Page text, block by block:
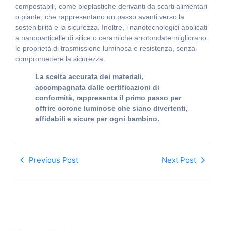
compostabili, come bioplastiche derivanti da scarti alimentari
o piante, che rappresentano un passo avanti verso la
sostenibilità e la sicurezza. Inoltre, i nanotecnologici applicati
a nanoparticelle di silice o ceramiche arrotondate migliorano
le proprietà di trasmissione luminosa e resistenza, senza
compromettere la sicurezza.
La scelta accurata dei materiali,
accompagnata dalle certificazioni di
conformità, rappresenta il primo passo per
offrire corone luminose che siano divertenti,
affidabili e sicure per ogni bambino.
Previous Post Next Post